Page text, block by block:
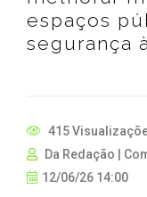
espaços
segurança
415
Da Redação |
12/06/26 14:00